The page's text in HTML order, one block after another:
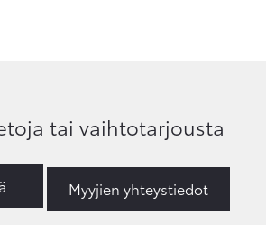
tai vaihtotarjousta
Myyjien yhteystiedot